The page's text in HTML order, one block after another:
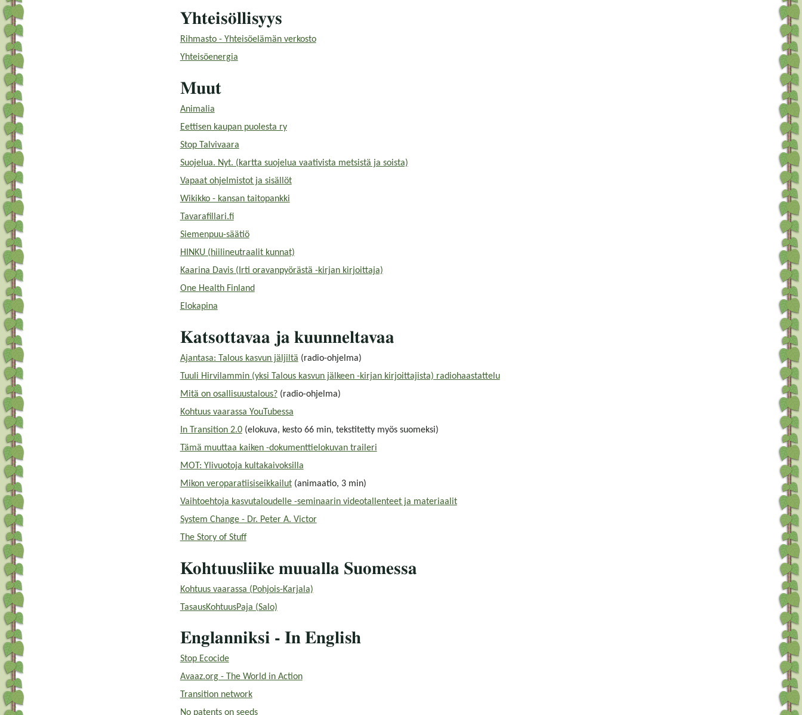
Yhteisöllisyys
Rihmasto - Yhteisöelämän verkosto
Yhteisöenergia
Muut
Animalia
Eettisen kaupan puolesta ry
Stop Talvivaara
Suojelua. Nyt. (kartta suojelua vaativista metsistä ja soista)
Vapaat ohjelmistot ja sisällöt
Wikikko - kansan taitopankki
Tavarafillari.fi
Siemenpuu-säätiö
HINKU (hiilineutraalit kunnat)
Kaarina Davis (Irti oravanpyörästä -kirjan kirjoittaja)
One Health Finland
Elokapina
Katsottavaa ja kuunneltavaa
Ajantasa: Talous kasvun jäljiltä (radio-ohjelma)
Tuuli Hirvilammin (yksi Talous kasvun jälkeen -kirjan kirjoittajista) radiohaastattelu
Mitä on osallisuustalous?(radio-ohjelma)
Kohtuus vaarassa YouTubessa
In Transition 2.0(elokuva, kesto 66 min, tekstitetty myös suomeksi)
Tämä muuttaa kaiken -dokumenttielokuvan traileri
MOT: Ylivuotoja kultakaivoksilla
Mikon veroparatiisiseikkailut(animaatio, 3 min)
Vaihtoehtoja kasvutaloudelle -seminaarin videotallenteet ja materiaalit
System Change - Dr. Peter A. Victor
The Story of Stuff
Kohtuusliike muualla Suomessa
Kohtuus vaarassa (Pohjois-Karjala)
TasausKohtuusPaja (Salo)
Englanniksi - In English
Stop Ecocide
Avaaz.org - The World in Action
Transition network
No patents on seeds